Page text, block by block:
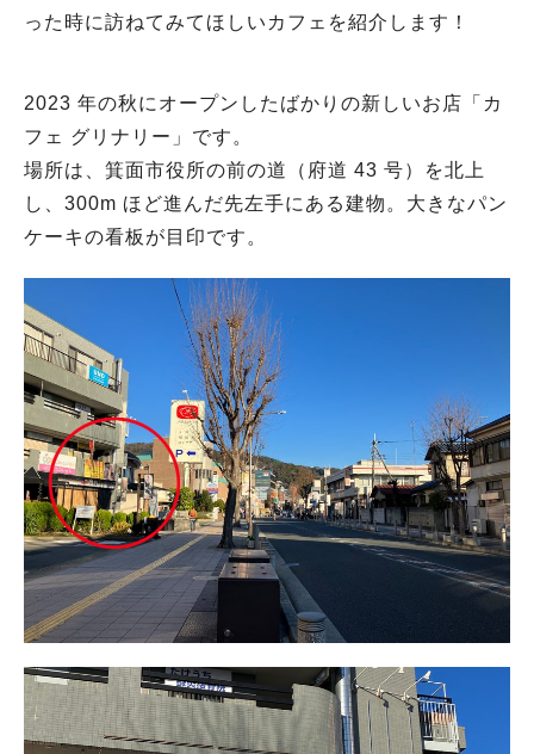
った時に訪ねてみてほしいカフェを紹介します！
2023 年の秋にオープンしたばかりの新しいお店「カ
フェ グリナリー」です。
場所は、箕面市役所の前の道（府道 43 号）を北上
し、300m ほど進んだ先左手にある建物。大きなパン
ケーキの看板が目印です。